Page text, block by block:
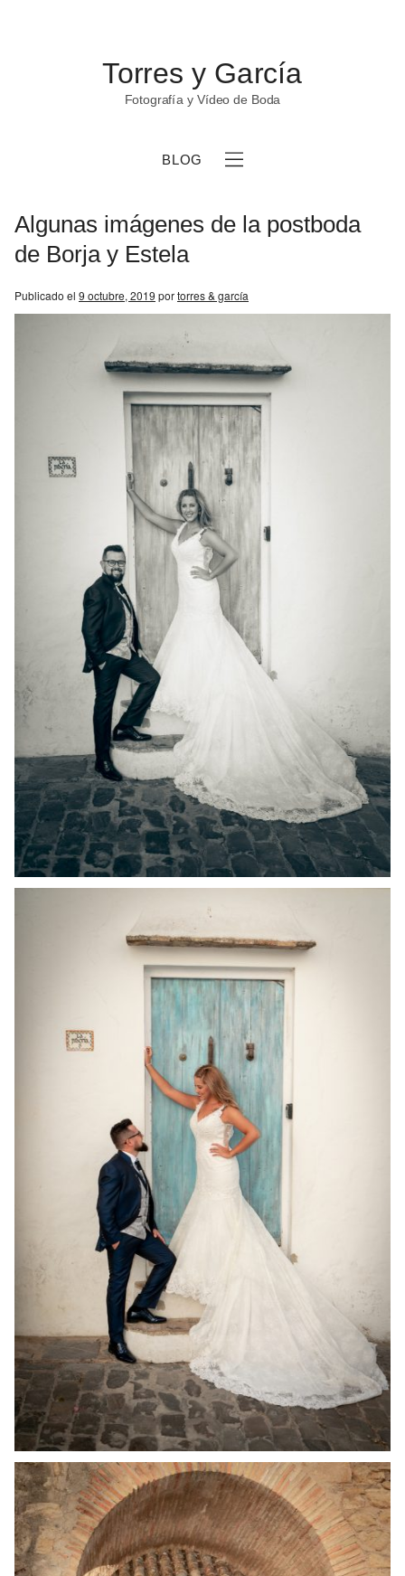
Torres y García
Fotografía y Vídeo de Boda
BLOG
Algunas imágenes de la postboda
de Borja y Estela
Publicado el 9 octubre, 2019 portorres & garcía